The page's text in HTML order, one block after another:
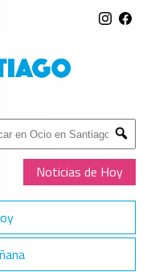
Submit
Noticias de Hoy